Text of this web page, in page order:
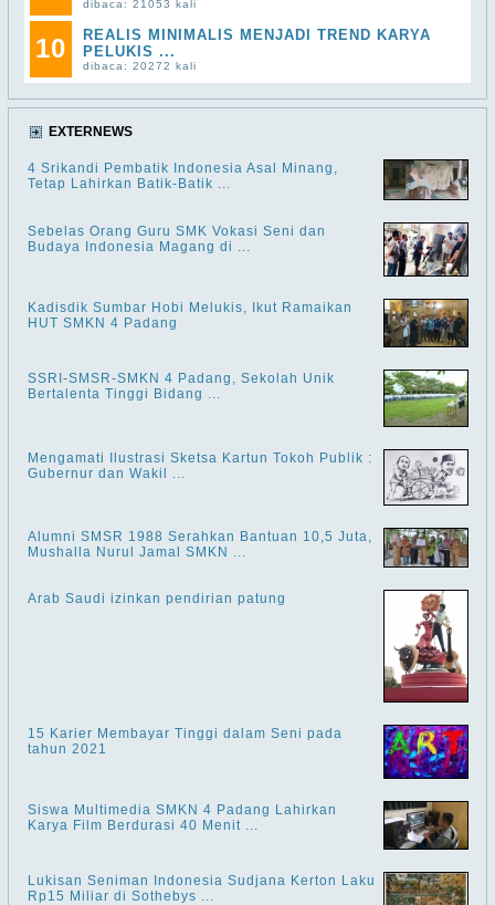
dibaca: 21053 kali
10
REALIS MINIMALIS MENJADI TREND KARYA
PELUKIS ...
dibaca: 20272 kali
EXTERNEWS
4 Srikandi Pembatik Indonesia Asal Minang,
Tetap Lahirkan Batik-Batik ...
Sebelas Orang Guru SMK Vokasi Seni dan
Budaya Indonesia Magang di ...
Kadisdik Sumbar Hobi Melukis, Ikut Ramaikan
HUT SMKN 4 Padang
SSRI-SMSR-SMKN 4 Padang, Sekolah Unik
Bertalenta Tinggi Bidang ...
Mengamati Ilustrasi Sketsa Kartun Tokoh Publik :
Gubernur dan Wakil ...
Alumni SMSR 1988 Serahkan Bantuan 10,5 Juta,
Mushalla Nurul Jamal SMKN ...
Arab Saudi izinkan pendirian patung
15 Karier Membayar Tinggi dalam Seni pada
tahun 2021
Siswa Multimedia SMKN 4 Padang Lahirkan
Karya Film Berdurasi 40 Menit ...
Lukisan Seniman Indonesia Sudjana Kerton Laku
Rp15 Miliar di Sothebys ...